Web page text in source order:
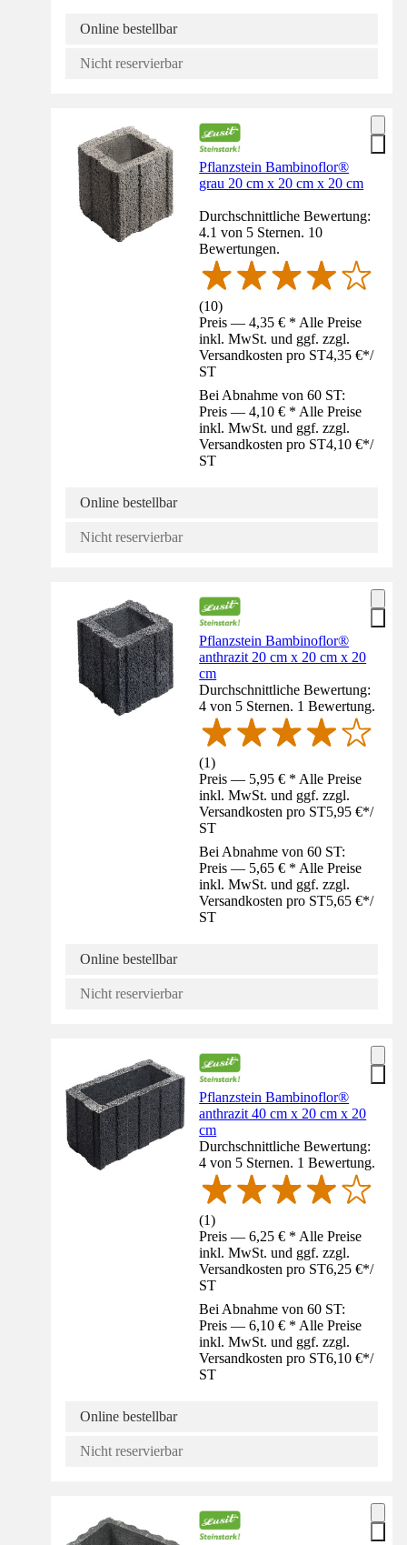
Online bestellbar
Nicht reservierbar
Pflanzstein Bambinoflor®
grau 20 cm x 20 cm x 20 cm
Durchschnittliche Bewertung:
4.1 von 5 Sternen. 10
Bewertungen.
(10)
Preis — 4,35 € * Alle Preise
inkl. MwSt. und ggf. zzgl.
Versandkosten pro ST4,35 €*/
ST
Bei Abnahme von 60 ST:
Preis — 4,10 € * Alle Preise
inkl. MwSt. und ggf. zzgl.
Versandkosten pro ST4,10 €*/
ST
Online bestellbar
Nicht reservierbar
Pflanzstein Bambinoflor®
anthrazit 20 cm x 20 cm x 20
cm
Durchschnittliche Bewertung:
4 von 5 Sternen. 1 Bewertung.
(1)
Preis — 5,95 € * Alle Preise
inkl. MwSt. und ggf. zzgl.
Versandkosten pro ST5,95 €*/
ST
Bei Abnahme von 60 ST:
Preis — 5,65 € * Alle Preise
inkl. MwSt. und ggf. zzgl.
Versandkosten pro ST5,65 €*/
ST
Online bestellbar
Nicht reservierbar
Pflanzstein Bambinoflor®
anthrazit 40 cm x 20 cm x 20
cm
Durchschnittliche Bewertung:
4 von 5 Sternen. 1 Bewertung.
(1)
Preis — 6,25 € * Alle Preise
inkl. MwSt. und ggf. zzgl.
Versandkosten pro ST6,25 €*/
ST
Bei Abnahme von 60 ST:
Preis — 6,10 € * Alle Preise
inkl. MwSt. und ggf. zzgl.
Versandkosten pro ST6,10 €*/
ST
Online bestellbar
Nicht reservierbar